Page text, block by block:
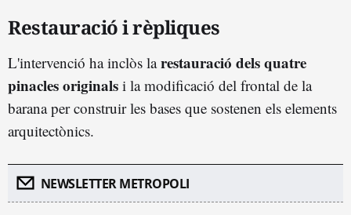
Restauració i rèpliques
L'intervenció ha inclòs larestauració dels quatre
pinacles originals i la modificació del frontal de la
barana per construir les bases que sostenen els elements
arquitectònics.
NEWSLETTER METROPOLI